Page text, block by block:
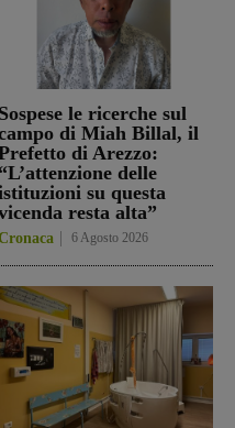
Sospese le ricerche sul
di Miah Billal, il
di Arezzo:
“L’attenzione delle
su questa
resta alta”
6 Agosto 2026